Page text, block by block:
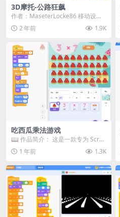
3D摩托-公路狂飙
作者：MaseterLocke86 移动设备
友好型 * 使用空格键或右箭头键选
择...2 年前 1.9K
吃西瓜乘法游戏
📖 作品简介：​ 这是一款专为 Scrat
ch 初学者设计的教学作品，通过吃
西瓜...1 年前 1.3K